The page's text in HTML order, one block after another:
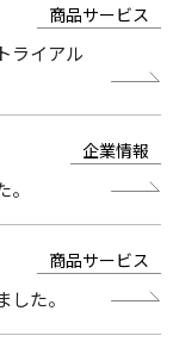
商品サービス
ライアル
企業情報
商品サービス
た。